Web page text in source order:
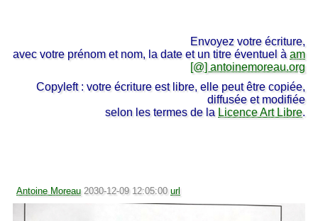
Envoyez votre écriture,
avec votre prénom et nom, la date et un titre éventuel à am
[@] antoinemoreau.org
Copyleft : votre écriture est libre, elle peut être copiée,
diffusée et modifiée
selon les termes de la Licence Art Libre.
Antoine Moreau 2030-12-09 12:05:00 url